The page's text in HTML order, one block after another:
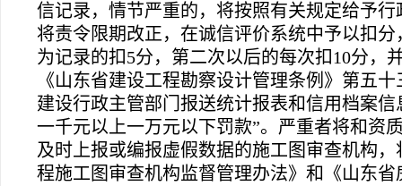
信记录，情节严重的，将按照有关规定给予
将责令限期改正，在诚信评价系统中予以扣
为记录的扣5分，第二次以后的每次扣10分，
《山东省建设工程勘察设计管理条例》第五
建设行政主管部门报送统计报表和信用档案
一千元以上一万元以下罚款”。严重者将和资
及时上报或编报虚假数据的施工图审查机构
程施工图审查机构监督管理办法》和《山东